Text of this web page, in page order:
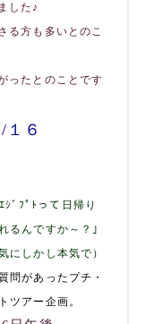
した♪
る方も多いとのこ
ったとのことです
６
ｼﾞﾌﾟﾄって日帰り
るんですか～？｣
にしかし本気で）
問があったプチ・
ツアー企画。